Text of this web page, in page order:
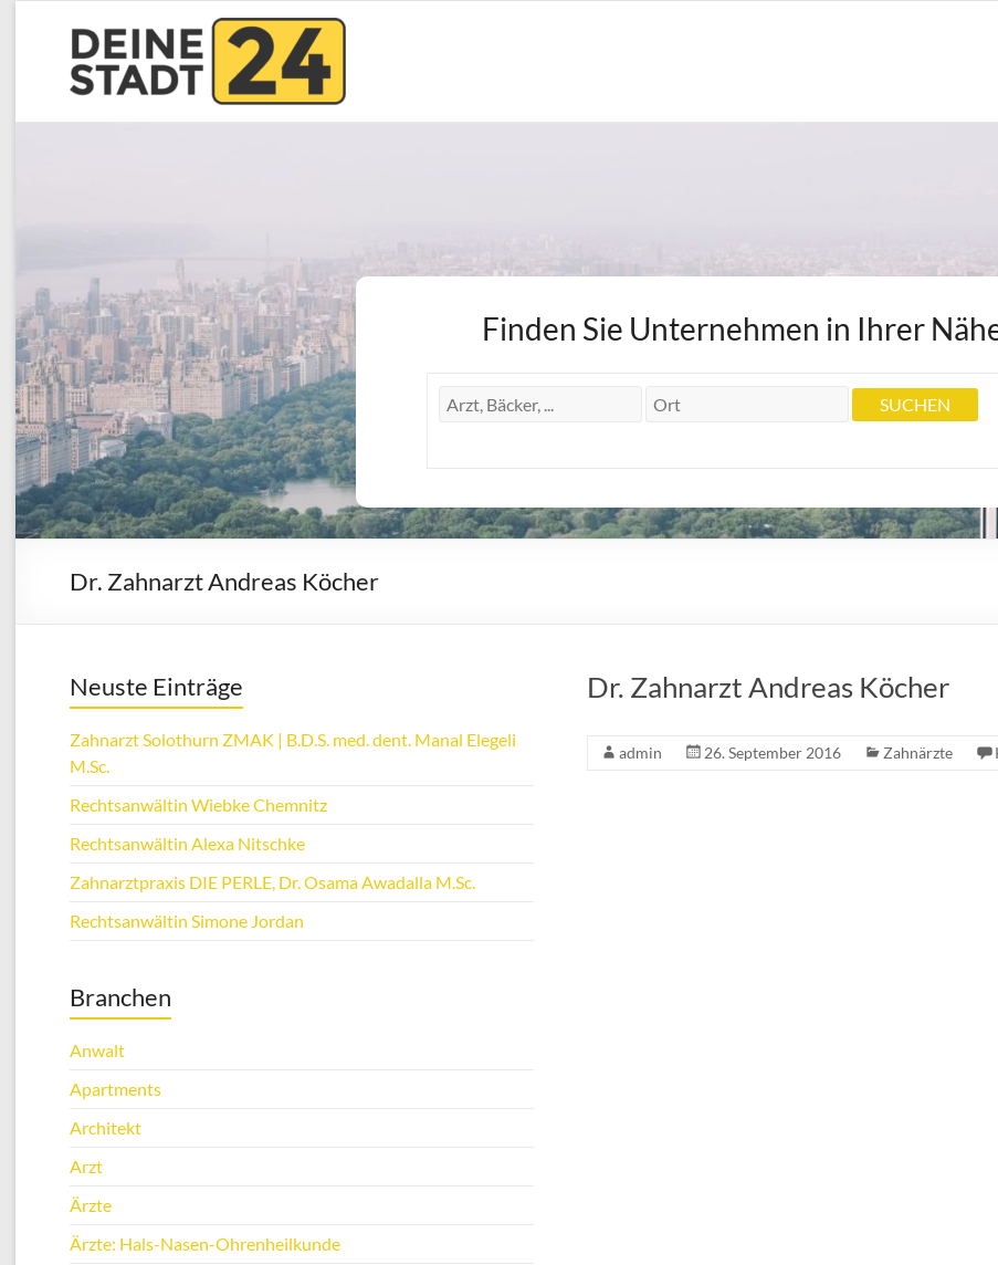
Dr. Zahnarzt Andreas Köcher
Finden Sie Unternehmen in Ihrer
Dr. Zahnarzt Andreas Köcher
admin 26. September 2016 Zahnärzte
Neuste Einträge
Zahnarzt Solothurn ZMAK | B.D.S. med. dent. Manal Elegeli
M.Sc.
Rechtsanwältin Wiebke Chemnitz
Rechtsanwältin Alexa Nitschke
Zahnarztpraxis DIE PERLE, Dr. Osama Awadalla M.Sc.
Rechtsanwältin Simone Jordan
Branchen
Anwalt
Apartments
Architekt
Arzt
Ärzte
Ärzte: Hals-Nasen-Ohrenheilkunde